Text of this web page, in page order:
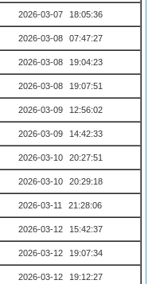
2026-03-07 18:05:36
2026-03-08 07:47:27
2026-03-08 19:04:23
2026-03-08 19:07:51
2026-03-09 12:56:02
2026-03-09 14:42:33
2026-03-10 20:27:51
2026-03-10 20:29:18
2026-03-11 21:28:06
2026-03-12 15:42:37
2026-03-12 19:07:34
2026-03-12 19:12:27